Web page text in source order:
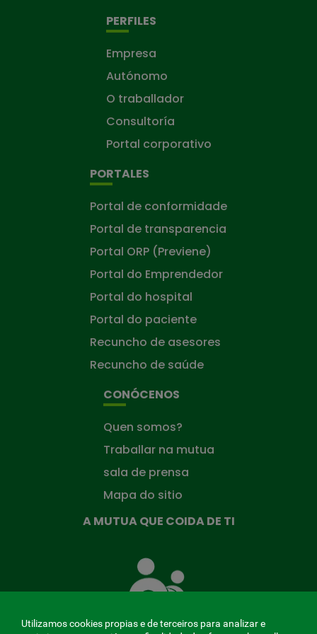
PERFILES
Empresa
Autónomo
O traballador
Consultoría
Portal corporativo
PORTALES
Portal de conformidade
Portal de transparencia
Portal ORP (Previene)
Portal do Emprendedor
Portal do hospital
Portal do paciente
Recuncho de asesores
Recuncho de saúde
CONÓCENOS
Quen somos?
Traballar na mutua
sala de prensa
Mapa do sitio
A MUTUA QUE COIDA DE TI
Mutua
que
Utilizamos cookies propias e de terceiros para analizar e